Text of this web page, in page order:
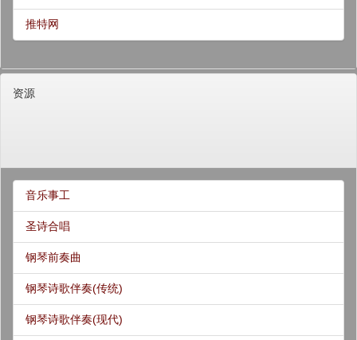
推特网
资源
音乐事工
圣诗合唱
钢琴前奏曲
钢琴诗歌伴奏(传统)
钢琴诗歌伴奏(现代)